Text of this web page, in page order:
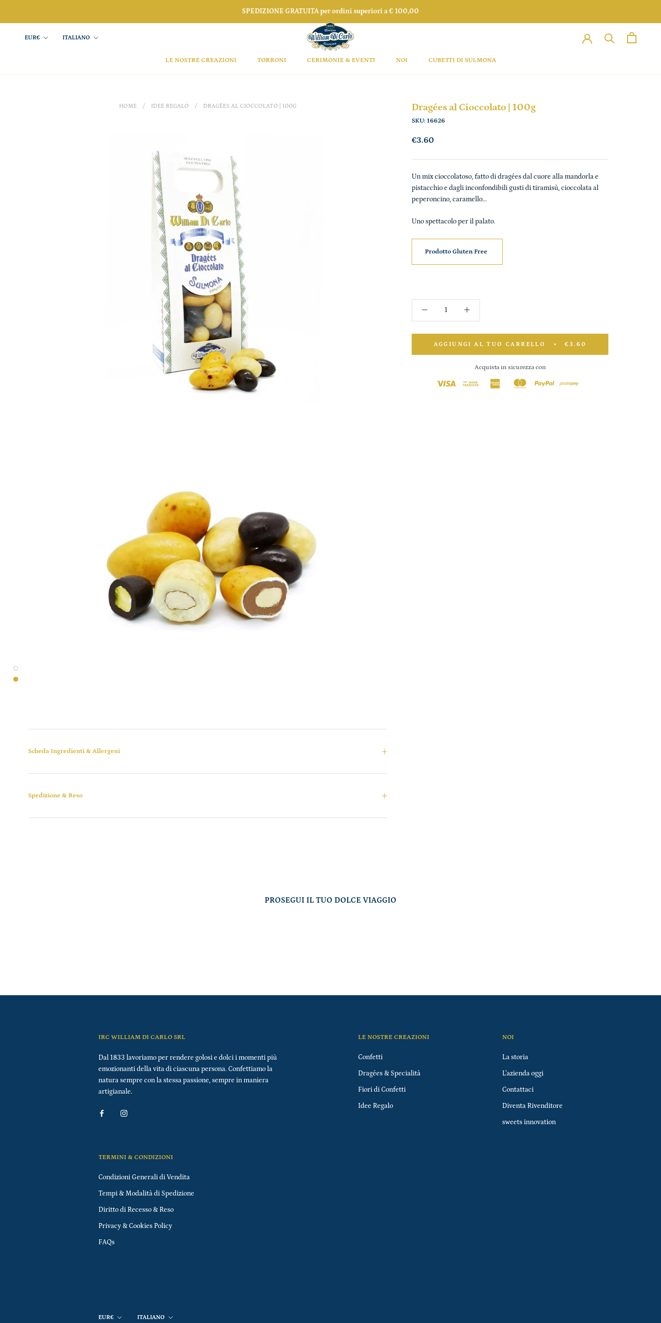
SPEDIZIONE GRATUITA per ordini superiori a € 100,00
LE NOSTRE CREAZIONI TORRONI CERIMONIE & EVENTI NOI CUBETTI DI SULMONA
Valuta
EUR€ Lingua
ITALIANO
HOME / IDEE REGALO / DRAGÉES AL CIOCCOLATO | 100G Dragées al Cioccolato | 100g
SKU: 16626
€3.60
Un mix cioccolatoso, fatto di dragées dal cuore alla mandorla e
pistacchio e dagli inconfondibili gusti di tiramisù, cioccolata al
peperoncino, caramello...
Uno spettacolo per il palato.
Prodotto Gluten Free
AGGIUNGI AL TUO CARRELLO €3.60
Acquista in sicurezza con
Scheda Ingredienti & Allergeni
Spedizione & Reso
PROSEGUI IL TUO DOLCE VIAGGIO
IRC WILLIAM DI CARLO SRL
Dal 1833 lavoriamo per rendere golosi e dolci i momenti più
emozionanti della vita di ciascuna persona. Confettiamo la
natura sempre con la stessa passione, sempre in maniera
artigianale.
LE NOSTRE CREAZIONI
Confetti
Dragées & Specialità
Fiori di Confetti
Idee Regalo
NOI
La storia
L'azienda oggi
Contattaci
Diventa Rivenditore
sweets innovation
TERMINI & CONDIZIONI
Condizioni Generali di Vendita
Tempi & Modalità di Spedizione
Diritto di Recesso & Reso
Privacy & Cookies Policy
FAQs
Valuta
EUR€ Lingua
ITALIANO